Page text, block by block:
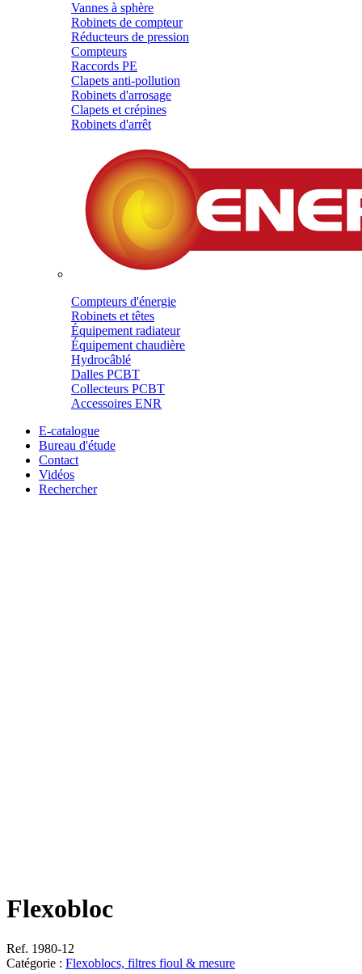
Vannes à sphère
Robinets de compteur
Réducteurs de pression
Compteurs
Raccords PE
Clapets anti-pollution
Robinets d'arrosage
Clapets et crépines
Robinets d'arrêt
Compteurs d'énergie
Robinets et têtes
Équipement radiateur
Équipement chaudière
Hydrocâblé
Dalles PCBT
Collecteurs PCBT
Accessoires ENR
E-catalogue
Bureau d'étude
Contact
Vidéos
Rechercher
Flexobloc
Ref. 1980-12
Catégorie : Flexoblocs, filtres fioul & mesure